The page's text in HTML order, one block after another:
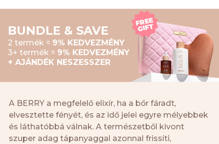
BUNDLE & SAVE
2 termék = 9% KEDVEZMÉNY
3+ termék = 9% KEDVEZMÉNY
+ AJÁNDÉK NESZESSZER
A BERRY a megfelelő elixír, ha a bőr fáradt,
elvesztette fényét, és az idő jelei egyre mélyebbek
és láthatóbbá válnak. A természetből kivont
szuper adag tápanyaggal azonnal frissíti,